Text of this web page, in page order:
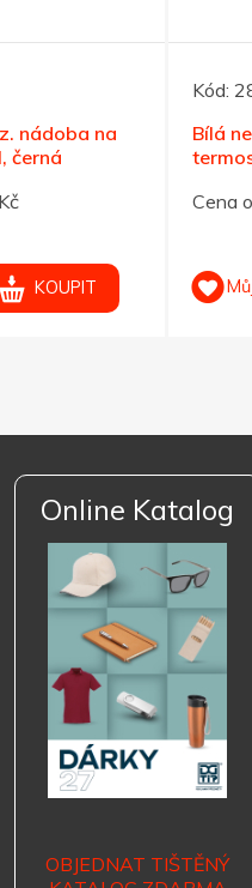
nádoba na
černá
KOUPIT
Kód:
Bílá
Cena
Online Katalog
OBJEDNAT TIŠTĚNÝ